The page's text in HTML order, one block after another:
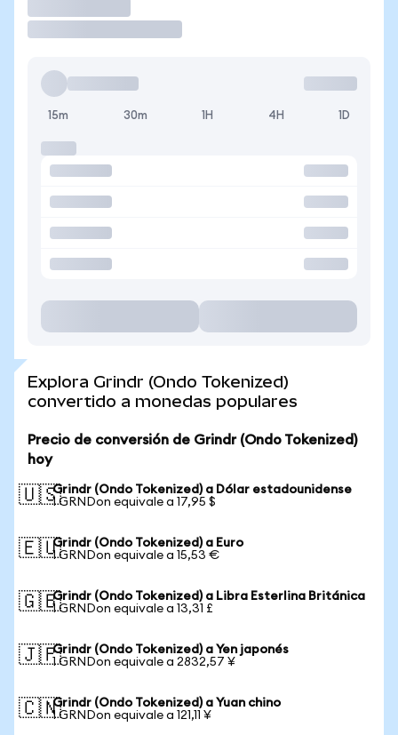
15m 30m 1H 4H 1D
Explora Grindr (Ondo Tokenized)
convertido a monedas populares
Precio de conversión de Grindr (Ondo Tokenized)
hoy
🇺🇸Grindr (Ondo Tokenized) a Dólar estadounidense
1 GRNDon equivale a 17,95 $
🇪🇺Grindr (Ondo Tokenized) a Euro
1 GRNDon equivale a 15,53 €
🇬🇧Grindr (Ondo Tokenized) a Libra Esterlina Británica
1 GRNDon equivale a 13,31 £
🇯🇵Grindr (Ondo Tokenized) a Yen japonés
1 GRNDon equivale a 2832,57 ¥
🇨🇳Grindr (Ondo Tokenized) a Yuan chino
1 GRNDon equivale a 121,11 ¥